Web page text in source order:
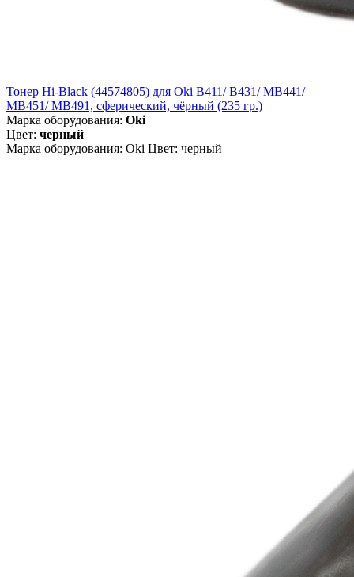
Тонер Hi-Black (44574805) для Oki B411/ B431/ MB441/
MB451/ MB491, сферический, чёрный (235 гр.)
Марка оборудования: Oki
Цвет: черный
Марка оборудования: Oki Цвет: черный